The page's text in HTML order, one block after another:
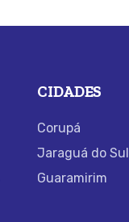
CIDADES
Corupá
Jaraguá do Sul
Guaramirim